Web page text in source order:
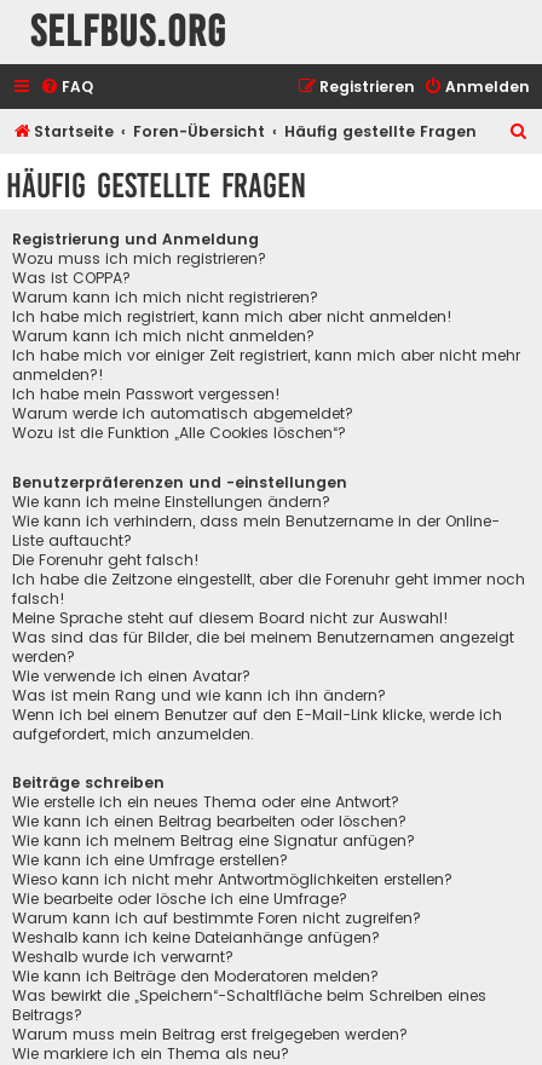
selfbus.org
FAQ Anmelden
Registrieren
Startseite Foren-Übersicht Häufig gestellte Fragen
Häufig gestellte Fragen
Registrierung und Anmeldung
Wozu muss ich mich registrieren?
Was ist COPPA?
Warum kann ich mich nicht registrieren?
Ich habe mich registriert, kann mich aber nicht anmelden!
Warum kann ich mich nicht anmelden?
Ich habe mich vor einiger Zeit registriert, kann mich aber nicht mehr
anmelden?!
Ich habe mein Passwort vergessen!
Warum werde ich automatisch abgemeldet?
Wozu ist die Funktion „Alle Cookies löschen“?
Benutzerpräferenzen und -einstellungen
Wie kann ich meine Einstellungen ändern?
Wie kann ich verhindern, dass mein Benutzername in der Online-
Liste auftaucht?
Die Forenuhr geht falsch!
Ich habe die Zeitzone eingestellt, aber die Forenuhr geht immer noch
falsch!
Meine Sprache steht auf diesem Board nicht zur Auswahl!
Was sind das für Bilder, die bei meinem Benutzernamen angezeigt
werden?
Wie verwende ich einen Avatar?
Was ist mein Rang und wie kann ich ihn ändern?
Wenn ich bei einem Benutzer auf den E-Mail-Link klicke, werde ich
aufgefordert, mich anzumelden.
Beiträge schreiben
Wie erstelle ich ein neues Thema oder eine Antwort?
Wie kann ich einen Beitrag bearbeiten oder löschen?
Wie kann ich meinem Beitrag eine Signatur anfügen?
Wie kann ich eine Umfrage erstellen?
Wieso kann ich nicht mehr Antwortmöglichkeiten erstellen?
Wie bearbeite oder lösche ich eine Umfrage?
Warum kann ich auf bestimmte Foren nicht zugreifen?
Weshalb kann ich keine Dateianhänge anfügen?
Weshalb wurde ich verwarnt?
Wie kann ich Beiträge den Moderatoren melden?
Was bewirkt die „Speichern“-Schaltfläche beim Schreiben eines
Beitrags?
Warum muss mein Beitrag erst freigegeben werden?
Wie markiere ich ein Thema als neu?